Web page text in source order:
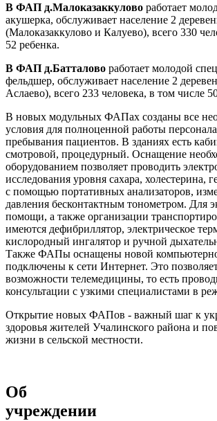
В ФАП д.Малоказаккулово работает
акушерка, обслуживает население 2
(Малоказаккулово и Калуево), всего 330
52 ребенка.
В ФАП д.Батталово работает молодой
фельдшер, обслуживает население 2
Аслаево), всего 233 человека, в том числе
В новых модульных ФАПах созданы все
условия для полноценной работы
пребывания пациентов. В зданиях есть
смотровой, процедурный. Оснащение
оборудованием позволяет проводить
исследования уровня сахара, холестерина,
с помощью портативных анализаторов,
давления бесконтактным тонометром. Для
помощи, а также организации
имеются дефибриллятор, электрическое
кислородный ингалятор и ручной
Также ФАПы оснащены новой
подключены к сети Интернет. Это
возможности телемедицины, то есть
консультации с узкими специалистами в
Открытие новых ФАПов - важный шаг к
здоровья жителей Учалинского района и
жизни в сельской местности.
Об
учреждении